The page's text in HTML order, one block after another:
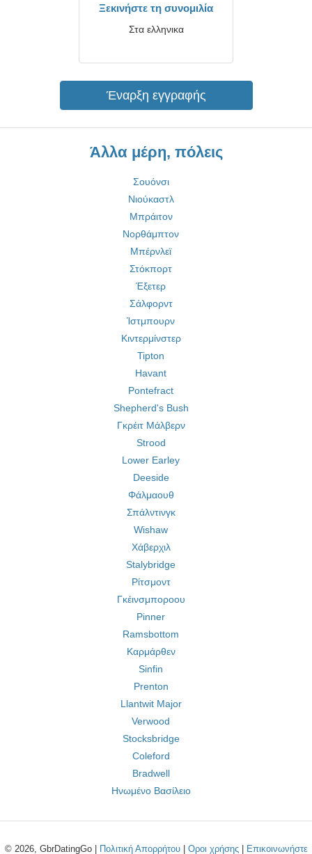
Ξεκινήστε τη συνομιλία
Στα ελληνικα
Έναρξη εγγραφής
Άλλα μέρη, πόλεις
Σουόνσι
Νιούκαστλ
Μπράιτον
Νορθάμπτον
Μπέρνλεϊ
Στόκπορτ
Έξετερ
Σάλφορντ
Ίστμπουρν
Κιντερμίνστερ
Tipton
Havant
Pontefract
Shepherd's Bush
Γκρέιτ Μάλβερν
Strood
Lower Earley
Deeside
Φάλμαουθ
Σπάλντινγκ
Wishaw
Χάβερχιλ
Stalybridge
Ρίτσμοντ
Γκέινσμποροου
Pinner
Ramsbottom
Καρμάρθεν
Sinfin
Prenton
Llantwit Major
Verwood
Stocksbridge
Coleford
Bradwell
Ηνωμένο Βασίλειο
© 2026, GbrDatingGo | Πολιτική Απορρήτου| Οροι χρήσης| Επικοινωνήστε